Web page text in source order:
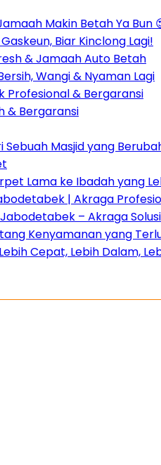
Makin Betah Ya Bun
Biar Kinclong Lagi!
& Jamaah Auto Betah
Wangi & Nyaman Lagi
Profesional & Bergaransi
& Bergaransi
Masjid yang
Lama ke Ibadah yang
| Akraga
– Akraga
Kenyamanan yang
Cepat, Lebih Dalam,